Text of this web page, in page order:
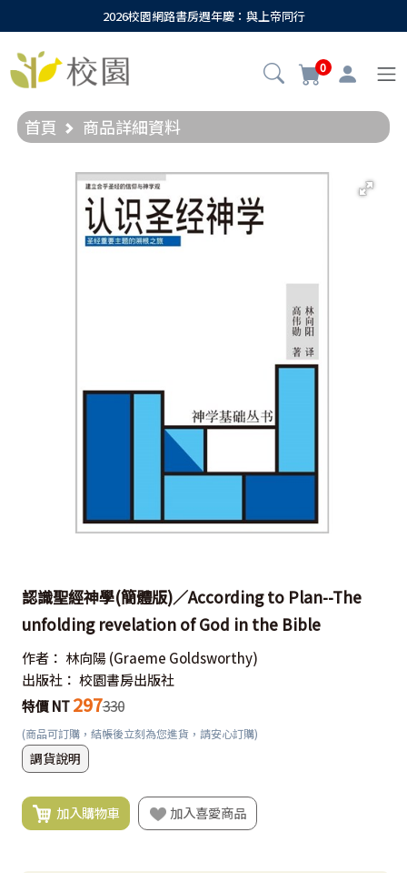
2026校園網路書房週年慶：與上帝同行
0
首頁 商品詳細資料
認識聖經神學(簡體版)／According to Plan--The
unfolding revelation of God in the Bible
作者： 林向陽 (Graeme Goldsworthy)
出版社： 校園書房出版社
特價 NT 297330
(商品可訂購，結帳後立刻為您進貨，請安心訂購)
調貨說明
加入購物車 加入喜愛商品